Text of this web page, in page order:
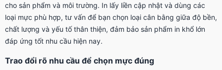
cho sản phẩm và môi trường. In lấy liền cập nhật và dùng các
loại mực phù hợp, tư vấn để bạn chọn loại cân bằng giữa độ bền,
chất lượng và yếu tố thân thiện, đảm bảo sản phẩm in khổ lớn
đáp ứng tốt nhu cầu hiện nay.
Trao đổi rõ nhu cầu để chọn mực đúng